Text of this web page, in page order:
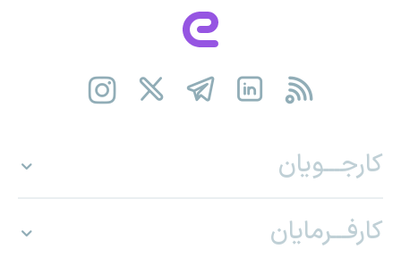
کارجـــویان
کارفـــرمایان